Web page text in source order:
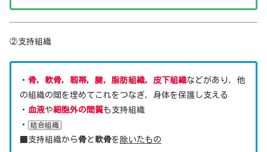
②支持組織
・ 骨，軟骨，靱帯，腱，脂肪組織，皮下組織などがあり，他
の組織の間を埋めてこれをつなぎ，身体を保護し支える
・ 血液や細胞外の間質も支持組織
・
結合組織
■支持組織から骨と 軟骨を除いたもの